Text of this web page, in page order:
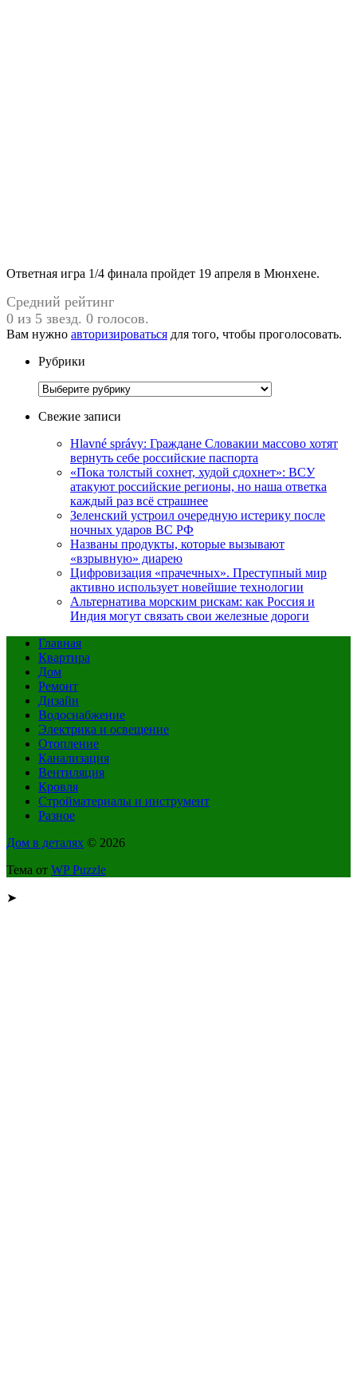
Ответная игра 1/4 финала пройдет 19 апреля в Мюнхене.
Средний рейтинг
0 из 5 звезд. 0 голосов.
Вам нужно авторизироваться для того, чтобы проголосовать.
Рубрики
Рубрики
Свежие записи
Hlavné správy: Граждане Словакии массово хотят
вернуть себе российские паспорта
«Пока толстый сохнет, худой сдохнет»: ВСУ
атакуют российские регионы, но наша ответка
каждый раз всё страшнее
Зеленский устроил очередную истерику после
ночных ударов ВС РФ
Названы продукты, которые вызывают
«взрывную» диарею
Цифровизация «прачечных». Преступный мир
активно использует новейшие технологии
Альтернатива морским рискам: как Россия и
Индия могут связать свои железные дороги
Главная
Квартира
Дом
Ремонт
Дизайн
Водоснабжение
Электрика и освещение
Отопление
Канализация
Вентиляция
Кровля
Стройматериалы и инструмент
Разное
Дом в деталях © 2026
Тема от WP Puzzle
➤